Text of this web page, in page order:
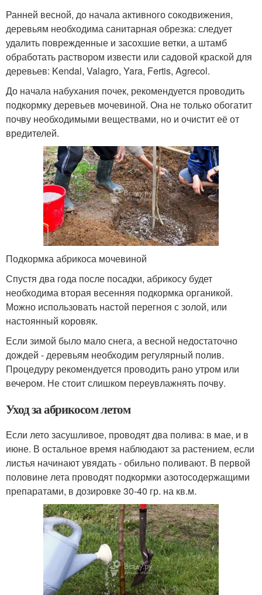
Ранней весной, до начала активного сокодвижения,
деревьям необходима санитарная обрезка: следует
удалить поврежденные и засохшие ветки, а штамб
обработать раствором извести или садовой краской для
деревьев: Kendal, Valagro, Yara, Fertis, Agrecol.
До начала набухания почек, рекомендуется проводить
подкормку деревьев мочевиной. Она не только обогатит
почву необходимыми веществами, но и очистит её от
вредителей.
Подкормка абрикоса мочевиной
Спустя два года после посадки, абрикосу будет
необходима вторая весенняя подкормка органикой.
Можно использовать настой перегноя с золой, или
настоянный коровяк.
Если зимой было мало снега, а весной недостаточно
дождей - деревьям необходим регулярный полив.
Процедуру рекомендуется проводить рано утром или
вечером. Не стоит слишком переувлажнять почву.
Уход за абрикосом летом
Если лето засушливое, проводят два полива: в мае, и в
июне. В остальное время наблюдают за растением, если
листья начинают увядать - обильно поливают. В первой
половине лета проводят подкормки азотосодержащими
препаратами, в дозировке 30-40 гр. на кв.м.